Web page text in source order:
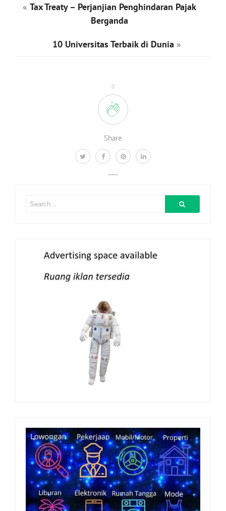
0
Share
« Tax Treaty – Perjanjian Penghindaran Pajak
Berganda
10 Universitas Terbaik di Dunia »